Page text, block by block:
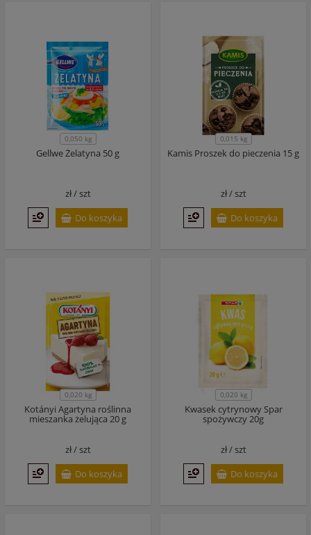
0,050 kg
Gellwe Żelatyna 50 g
zł /szt
Do koszyka
0,015 kg
Kamis Proszek do pieczenia 15 g
zł /szt
Do koszyka
0,020 kg
Kotányi Agartyna roślinna
mieszanka żelująca 20 g
zł /szt
Do koszyka
0,020 kg
Kwasek cytrynowy Spar
spożywczy 20g
zł /szt
Do koszyka